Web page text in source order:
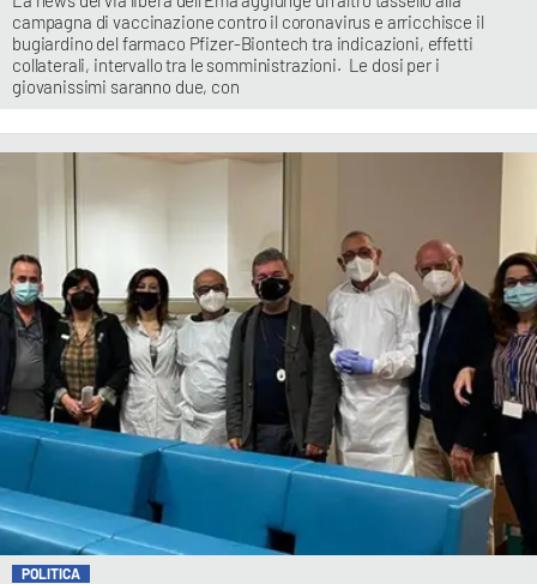
campagna di vaccinazione contro il coronavirus e arricchisce il
bugiardino del farmaco Pfizer-Biontech tra indicazioni, effetti
collaterali, intervallo tra le somministrazioni. Le dosi per i
giovanissimi saranno due, con
POLITICA